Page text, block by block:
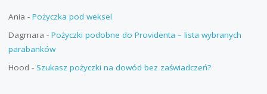
Ania - Pożyczka pod weksel
Dagmara - Pożyczki podobne do Providenta – lista wybranych
parabanków
Hood - Szukasz pożyczki na dowód bez zaświadczeń?